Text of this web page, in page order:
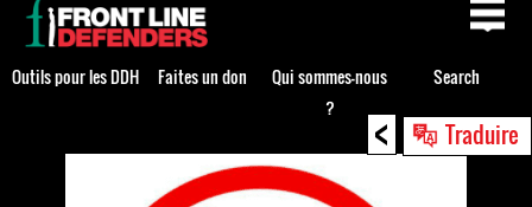
< Traduire
to
top
Outils pour les DDH Faites un don
Qui sommes-nous
?
Search